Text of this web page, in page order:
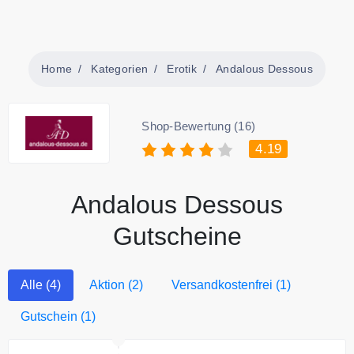
Home Kategorien Erotik Andalous Dessous
Shop-Bewertung (16)
4.19
Andalous Dessous
Gutscheine
Alle (4) Aktion (2) Versandkostenfrei (1)
Gutschein (1)